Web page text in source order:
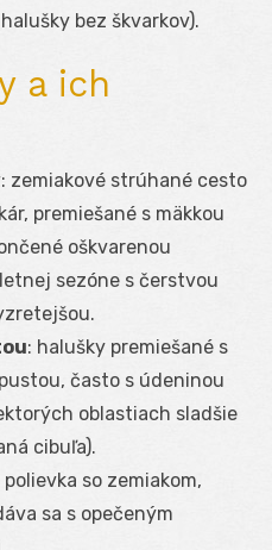
bez škvarkov).
a ich
: zemiakové strúhané cesto
premiešané s mäkkou
oškvarenou
sezóne s čerstvou
: halušky premiešané s
často s údeninou
oblastiach sladšie
cibuľa).
so zemiakom,
sa s opečeným